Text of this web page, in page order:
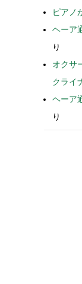
ピアノ
ヘーア
り
オクサ
クライ
ヘーア
り